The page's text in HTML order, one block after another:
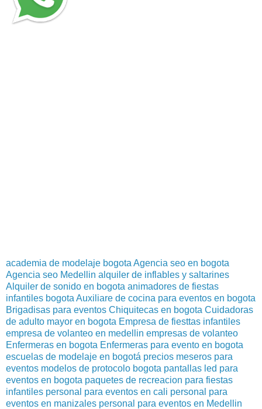
academia de modelaje bogota Agencia seo en bogota
Agencia seo Medellin alquiler de inflables y saltarines
Alquiler de sonido en bogota animadores de fiestas
infantiles bogota Auxiliare de cocina para eventos en bogota
Brigadisas para eventos Chiquitecas en bogota Cuidadoras
de adulto mayor en bogota Empresa de fiesttas infantiles
empresa de volanteo en medellin empresas de volanteo
Enfermeras en bogota Enfermeras para evento en bogota
escuelas de modelaje en bogotá precios meseros para
eventos modelos de protocolo bogota pantallas led para
eventos en bogota paquetes de recreacion para fiestas
infantiles personal para eventos en cali personal para
eventos en manizales personal para eventos en Medellin